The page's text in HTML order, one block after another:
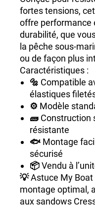
fortes tensions,
offre performance
durabilité, que
la pêche sous-
ou de façon plus
Caractéristiques :
🔩 Compatible
élastiques
⚙️ Modèle
🧱 Construction
résistante
🐟 Montage
sécurisé
📦 Vendu à
💡Astuce My Boat
montage optimal,
aux sandows